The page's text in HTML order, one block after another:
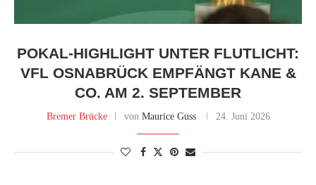
POKAL-HIGHLIGHT UNTER FLUTLICHT:
VFL OSNABRÜCK EMPFÄNGT KANE &
CO. AM 2. SEPTEMBER
Bremer Brücke von Maurice Guss 24. Juni 2026